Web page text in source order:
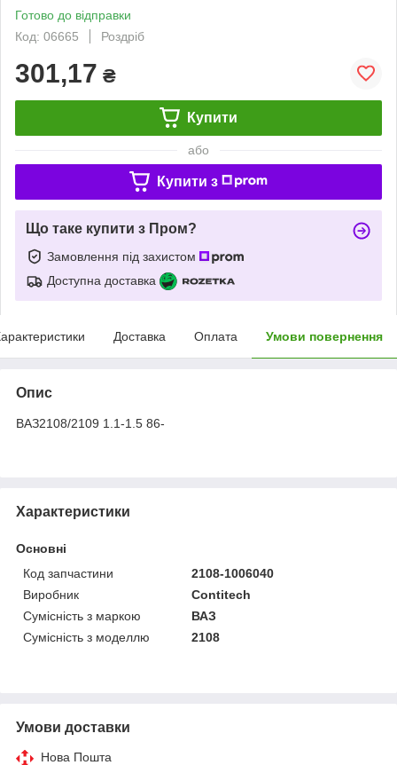
Готово до відправки
Код: 06665
Роздріб
301,17 ₴
Купити
або
Купити з
Що таке купити з Пром?
Замовлення під захистом
Доступна доставка
Доставка Оплата Умови повернення
Опис
ВАЗ2108/2109 1.1-1.5 86-
Характеристики
Основні
Код запчастини
2108-1006040
Виробник
Contitech
Сумісність з маркою
ВАЗ
Сумісність з моделлю
2108
Умови доставки
Нова Пошта